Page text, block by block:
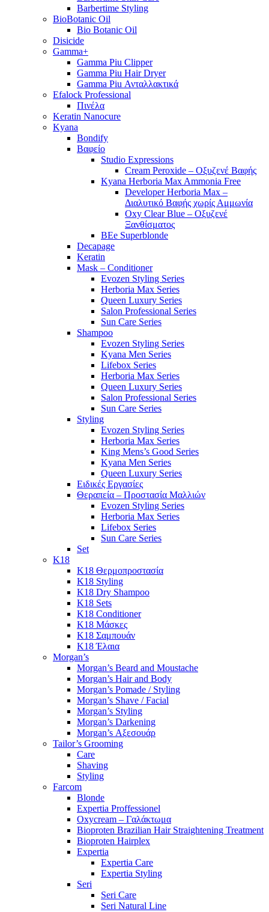
Barbertime Styling
BioBotanic Oil
Bio Botanic Oil
Disicide
Gamma+
Gamma Piu Clipper
Gamma Piu Hair Dryer
Gamma Piu Ανταλλακτικά
Efalock Professional
Πινέλα
Keratin Nanocure
Kyana
Bondify
Βαφείο
Studio Expressions
Cream Peroxide – Οξυζενέ Βαφής
Kyana Herboria Max Ammonia Free
Developer Herboria Max –
Διαλυτικό Βαφής χωρίς Αμμωνία
Oxy Clear Blue – Οξυζενέ
Ξανθίσματος
BEe Superblonde
Decapage
Keratin
Mask – Conditioner
Evozen Styling Series
Herboria Max Series
Queen Luxury Series
Salon Professional Series
Sun Care Series
Shampoo
Evozen Styling Series
Kyana Men Series
Lifebox Series
Herboria Max Series
Queen Luxury Series
Salon Professional Series
Sun Care Series
Styling
Evozen Styling Series
Herboria Max Series
King Mens’s Good Series
Kyana Men Series
Queen Luxury Series
Ειδικές Εργασίες
Θεραπεία – Προστασία Μαλλιών
Evozen Styling Series
Herboria Max Series
Lifebox Series
Sun Care Series
Set
K18
K18 Θερμοπροστασία
K18 Styling
K18 Dry Shampoo
K18 Sets
K18 Conditioner
K18 Μάσκες
K18 Σαμπουάν
K18 Έλαια
Morgan’s
Morgan’s Beard and Moustache
Morgan’s Hair and Body
Morgan’s Pomade / Styling
Morgan’s Shave / Facial
Morgan’s Styling
Morgan’s Darkening
Morgan’s Αξεσουάρ
Tailor’s Grooming
Care
Shaving
Styling
Farcom
Blonde
Expertia Proffessionel
Oxycream – Γαλάκτωμα
Bioproten Brazilian Hair Straightening Treatment
Bioproten Hairplex
Expertia
Expertia Care
Expertia Styling
Seri
Seri Care
Seri Natural Line